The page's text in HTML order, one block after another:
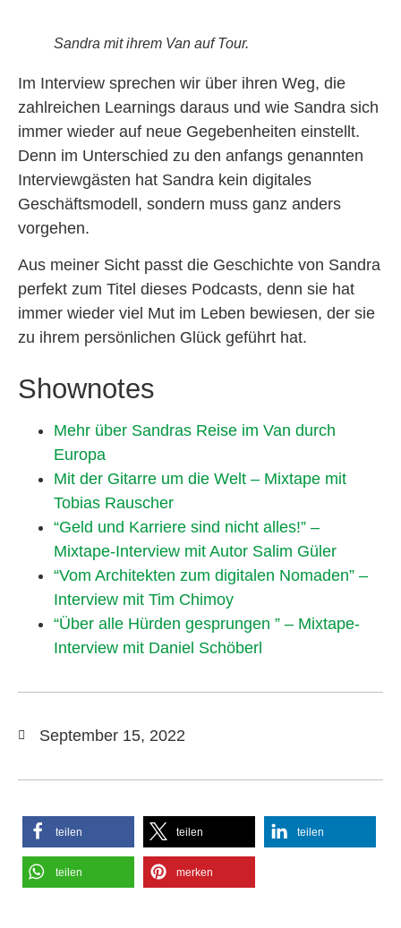
Sandra mit ihrem Van auf Tour.
Im Interview sprechen wir über ihren Weg, die
zahlreichen Learnings daraus und wie Sandra sich
immer wieder auf neue Gegebenheiten einstellt.
Denn im Unterschied zu den anfangs genannten
Interviewgästen hat Sandra kein digitales
Geschäftsmodell, sondern muss ganz anders
vorgehen.
Aus meiner Sicht passt die Geschichte von Sandra
perfekt zum Titel dieses Podcasts, denn sie hat
immer wieder viel Mut im Leben bewiesen, der sie
zu ihrem persönlichen Glück geführt hat.
Shownotes
Mehr über Sandras Reise im Van durch
Europa
Mit der Gitarre um die Welt – Mixtape mit
Tobias Rauscher
“Geld und Karriere sind nicht alles!” –
Mixtape-Interview mit Autor Salim Güler
“Vom Architekten zum digitalen Nomaden” –
Interview mit Tim Chimoy
“Über alle Hürden gesprungen ” – Mixtape-
Interview mit Daniel Schöberl
September 15, 2022
teilen teilen teilen
teilen merken